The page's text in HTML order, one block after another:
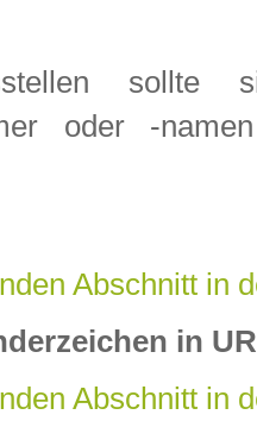
sollte
oder -
Abschnitt in
in
Abschnitt in